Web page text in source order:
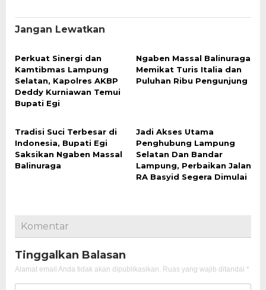
Jangan Lewatkan
Perkuat Sinergi dan
Kamtibmas Lampung
Selatan, Kapolres AKBP
Deddy Kurniawan Temui
Bupati Egi
Ngaben Massal Balinuraga
Memikat Turis Italia dan
Puluhan Ribu Pengunjung
Tradisi Suci Terbesar di
Indonesia, Bupati Egi
Saksikan Ngaben Massal
Balinuraga
Jadi Akses Utama
Penghubung Lampung
Selatan Dan Bandar
Lampung, Perbaikan Jalan
RA Basyid Segera Dimulai
Komentar
Tinggalkan Balasan
Alamat email Anda tidak akan dipublikasikan. Ruas yang wajib ditandai *